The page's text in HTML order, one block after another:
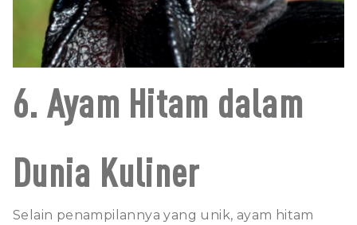
6. Ayam Hitam dalam
Dunia Kuliner
Selain penampilannya yang unik, ayam hitam